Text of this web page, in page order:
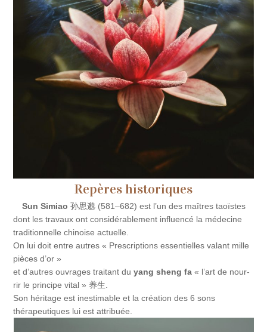
Repères historiques
Sun Simiao 孙思邈 (581–682) est l’un des maîtres taoïstes
dont les tra­vaux ont considérablement influen­cé la méde­cine
tra­di­tion­nelle chi­noise actuelle.
On lui doit entre autres « Pres­crip­tions essen­tielles valant mille
pièces d’or »
et d’autres ouvrages trai­tant duyang sheng fa « l’art de nour­
rir le prin­cipe vital » 养生.
Son héri­tage est ines­ti­mable et la création des 6 sons
thérapeutiques lui est attribuée.